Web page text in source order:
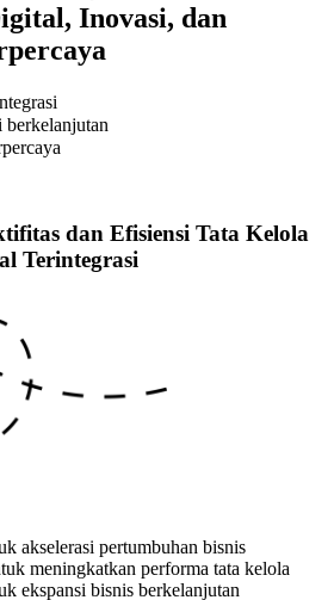
Inovasi, dan
dan Efisiensi Tata Kelola
Terintegrasi
akselerasi pertumbuhan bisnis
meningkatkan performa tata kelola
ekspansi bisnis berkelanjutan